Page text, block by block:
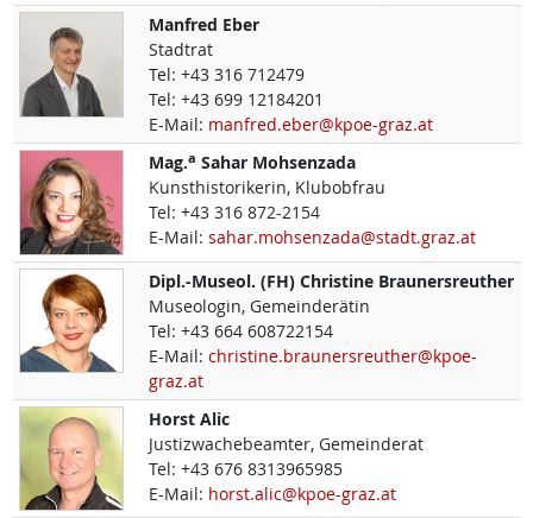
Manfred Eber
Stadtrat
Tel: +43 316 712479
Tel: +43 699 12184201
E-Mail: manfred.eber@kpoe-graz.at
Mag.a Sahar Mohsenzada
Kunsthistorikerin, Klubobfrau
Tel: +43 316 872-2154
E-Mail: sahar.mohsenzada@stadt.graz.at
Dipl.-Museol. (FH) Christine Braunersreuther
Museologin, Gemeinderätin
Tel: +43 664 608722154
E-Mail: christine.braunersreuther@kpoe-
graz.at
Horst Alic
Justizwachebeamter, Gemeinderat
Tel: +43 676 8313965985
E-Mail: horst.alic@kpoe-graz.at